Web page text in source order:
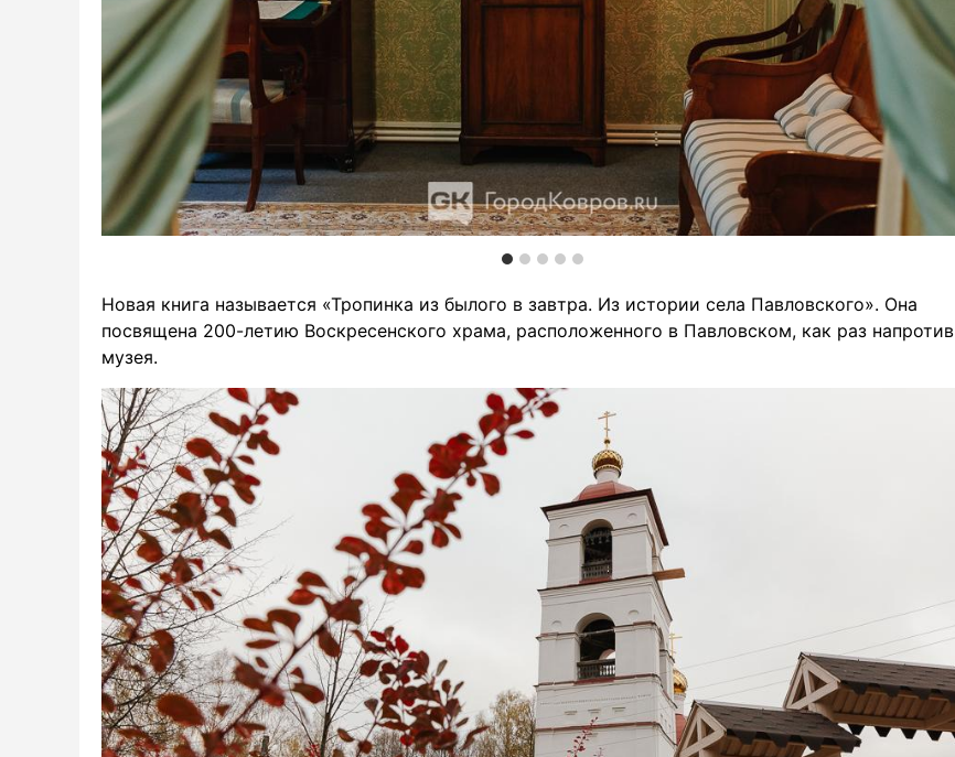
Новая книга называется «Тропинка из былого в завтра. Из истории села Павловского». Она
посвящена 200-летию Воскресенского храма, расположенного в Павловском, как раз напротив
музея.